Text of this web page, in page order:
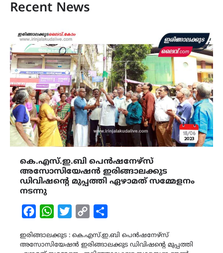
Recent News
കെ.എസ്.ഇ.ബി പെൻഷനേഴ്സ്
അസോസിയേഷൻ ഇരിങ്ങാലക്കുട
ഡിവിഷന്‍റെ മുപ്പത്തി ഏഴാമത് സമ്മേളനം
നടന്നു
FacebookWhatsAppTwitterCopy
ഇരിങ്ങാലക്കുട : കെ.എസ്.ഇ.ബി പെൻഷനേഴ്സ്
അസോസിയേഷൻ ഇരിങ്ങാലക്കുട ഡിവിഷന്‍റെ മുപ്പത്തി